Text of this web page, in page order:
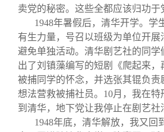
卖党的秘密。这些全都应该归功于
1948年暑假后，清华开学。学
有生力量，号召以班级为单位开展
避免单独活动。清华剧艺社的同学
出了刘镇藻编写的短剧《爬起来
被捕同学的怀念，并选张其锟负责
想法营救被捕社员。10月，我在特
到清华，地下党让我停止在剧艺社
1948年底，清华解放，我又回